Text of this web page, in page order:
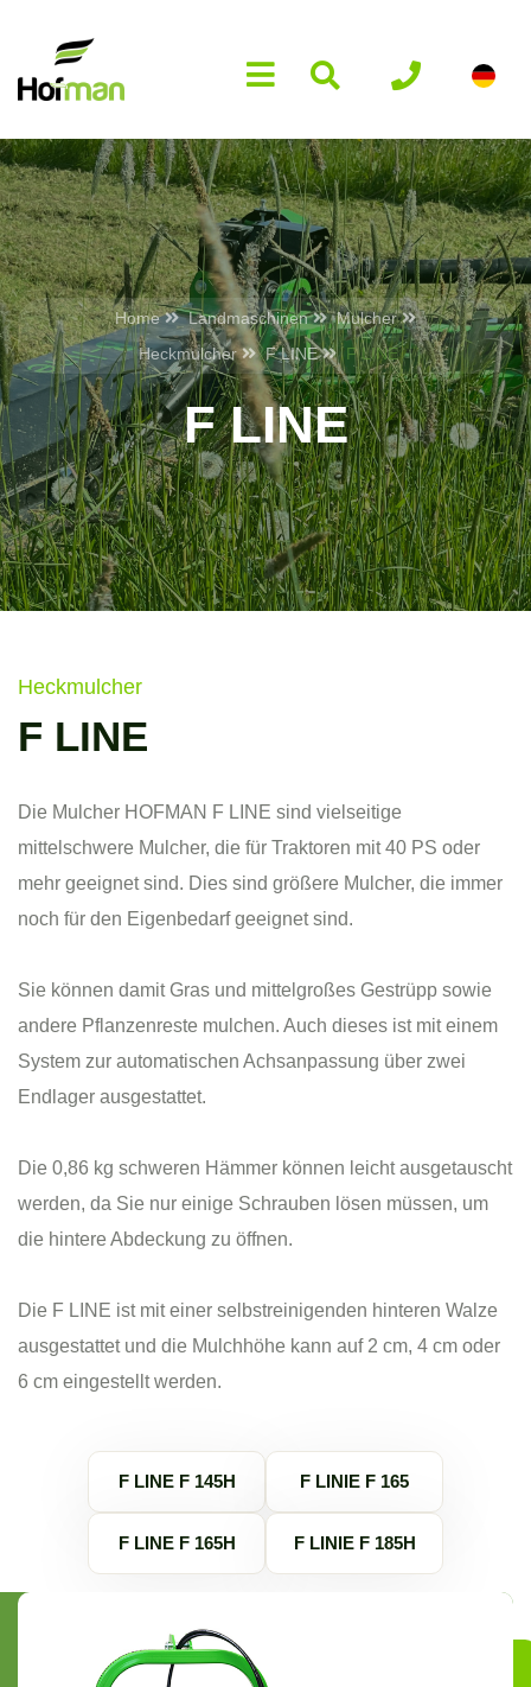
Home Landmaschinen
Mulcher
Heckmulcher
F LINE F LINE
F LINE
Heckmulcher
F LINE
Die Mulcher HOFMAN F LINE sind vielseitige
mittelschwere Mulcher, die für Traktoren mit 40 PS oder
mehr geeignet sind. Dies sind größere Mulcher, die immer
noch für den Eigenbedarf geeignet sind.
Sie können damit Gras und mittelgroßes Gestrüpp sowie
andere Pflanzenreste mulchen. Auch dieses ist mit einem
System zur automatischen Achsanpassung über zwei
Endlager ausgestattet.
Die 0,86 kg schweren Hämmer können leicht ausgetauscht
werden, da Sie nur einige Schrauben lösen müssen, um
die hintere Abdeckung zu öffnen.
Die F LINE ist mit einer selbstreinigenden hinteren Walze
ausgestattet und die Mulchhöhe kann auf 2 cm, 4 cm oder
6 cm eingestellt werden.
F LINE F 145H F LINIE F 165
F LINE F 165H F LINIE F 185H